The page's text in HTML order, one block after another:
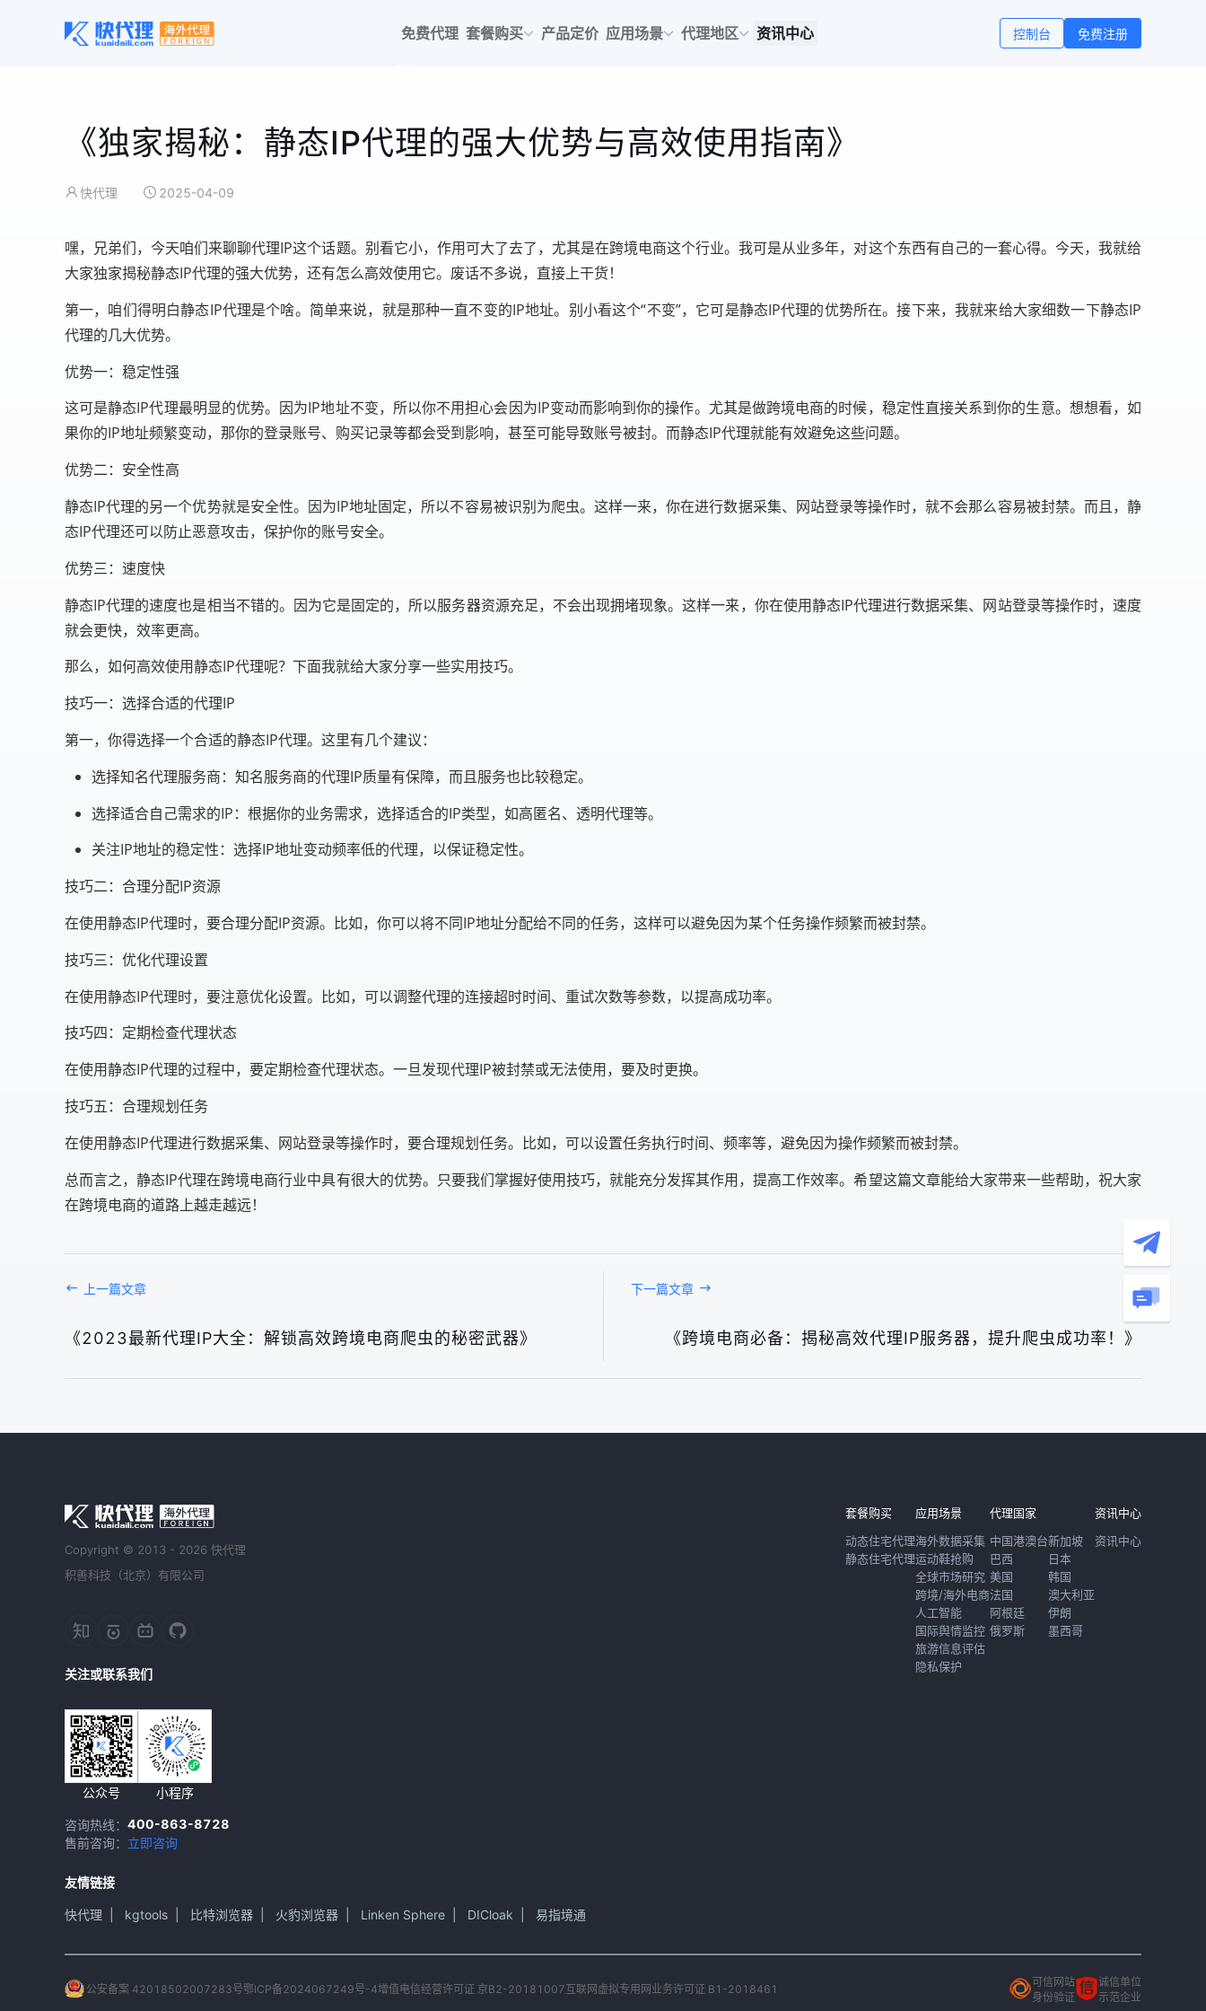
免费代理 套餐购买 产品定价 应用场景 代理地区 资讯中心 控制台 免费注册
《独家揭秘：静态IP代理的强大优势与高效使用指南》
快代理 2025-04-09
嘿，兄弟们，今天咱们来聊聊代理IP这个话题。别看它小，作用可大了去了，尤其是在跨境电商这个行业。我可是从业多年，对这个东西有自己的一套心得。今天，我就给
大家独家揭秘静态IP代理的强大优势，还有怎么高效使用它。废话不多说，直接上干货！
第一，咱们得明白静态IP代理是个啥。简单来说，就是那种一直不变的IP地址。别小看这个“不变”，它可是静态IP代理的优势所在。接下来，我就来给大家细数一下静态IP
代理的几大优势。
优势一：稳定性强
这可是静态IP代理最明显的优势。因为IP地址不变，所以你不用担心会因为IP变动而影响到你的操作。尤其是做跨境电商的时候，稳定性直接关系到你的生意。想想看，如
果你的IP地址频繁变动，那你的登录账号、购买记录等都会受到影响，甚至可能导致账号被封。而静态IP代理就能有效避免这些问题。
优势二：安全性高
静态IP代理的另一个优势就是安全性。因为IP地址固定，所以不容易被识别为爬虫。这样一来，你在进行数据采集、网站登录等操作时，就不会那么容易被封禁。而且，静
态IP代理还可以防止恶意攻击，保护你的账号安全。
优势三：速度快
静态IP代理的速度也是相当不错的。因为它是固定的，所以服务器资源充足，不会出现拥堵现象。这样一来，你在使用静态IP代理进行数据采集、网站登录等操作时，速度
就会更快，效率更高。
那么，如何高效使用静态IP代理呢？下面我就给大家分享一些实用技巧。
技巧一：选择合适的代理IP
第一，你得选择一个合适的静态IP代理。这里有几个建议：
选择知名代理服务商：知名服务商的代理IP质量有保障，而且服务也比较稳定。
选择适合自己需求的IP：根据你的业务需求，选择适合的IP类型，如高匿名、透明代理等。
关注IP地址的稳定性：选择IP地址变动频率低的代理，以保证稳定性。
技巧二：合理分配IP资源
在使用静态IP代理时，要合理分配IP资源。比如，你可以将不同IP地址分配给不同的任务，这样可以避免因为某个任务操作频繁而被封禁。
技巧三：优化代理设置
在使用静态IP代理时，要注意优化设置。比如，可以调整代理的连接超时时间、重试次数等参数，以提高成功率。
技巧四：定期检查代理状态
在使用静态IP代理的过程中，要定期检查代理状态。一旦发现代理IP被封禁或无法使用，要及时更换。
技巧五：合理规划任务
在使用静态IP代理进行数据采集、网站登录等操作时，要合理规划任务。比如，可以设置任务执行时间、频率等，避免因为操作频繁而被封禁。
总而言之，静态IP代理在跨境电商行业中具有很大的优势。只要我们掌握好使用技巧，就能充分发挥其作用，提高工作效率。希望这篇文章能给大家带来一些帮助，祝大家
在跨境电商的道路上越走越远！
上一篇文章
《2023最新代理IP大全：解锁高效跨境电商爬虫的秘密武器》
下一篇文章
《跨境电商必备：揭秘高效代理IP服务器，提升爬虫成功率！》
Copyright © 2013 - 2026 快代理
积善科技（北京）有限公司
关注或联系我们
公众号 小程序
咨询热线： 400-863-8728
售前咨询： 立即咨询
友情链接
快代理 kgtools 比特浏览器 火豹浏览器 Linken Sphere DICloak 易指境通
套餐购买
动态住宅代理
静态住宅代理
应用场景
海外数据采集
运动鞋抢购
全球市场研究
跨境/海外电商
人工智能
国际舆情监控
旅游信息评估
隐私保护
代理国家
中国港澳台
巴西
美国
法国
阿根廷
俄罗斯
新加坡
日本
韩国
澳大利亚
伊朗
墨西哥
资讯中心
资讯中心
公安备案 42018502007283号鄂ICP备2024067249号-4增值电信经营许可证 京B2-20181007互联网虚拟专用网业务许可证 B1-2018461
可信网站
身份验证
诚信单位
示范企业